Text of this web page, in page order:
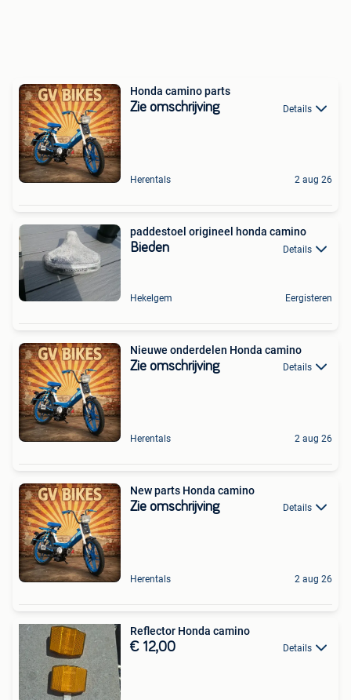
Honda camino parts
Zie omschrijving Details
Herentals 2 aug 26
paddestoel origineel honda camino
Bieden Details
Hekelgem Eergisteren
Nieuwe onderdelen Honda camino
Zie omschrijving Details
Herentals 2 aug 26
New parts Honda camino
Zie omschrijving Details
Herentals 2 aug 26
Reflector Honda camino
€ 12,00 Details